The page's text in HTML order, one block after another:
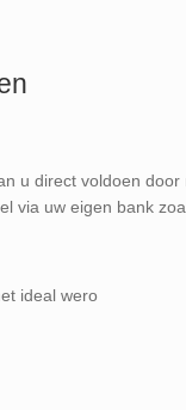
u direct voldoen door
via uw eigen bank